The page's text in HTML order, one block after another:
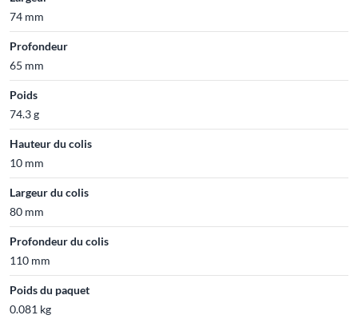
74 mm
Profondeur
65 mm
Poids
74.3 g
Hauteur du colis
10 mm
Largeur du colis
80 mm
Profondeur du colis
110 mm
Poids du paquet
0.081 kg